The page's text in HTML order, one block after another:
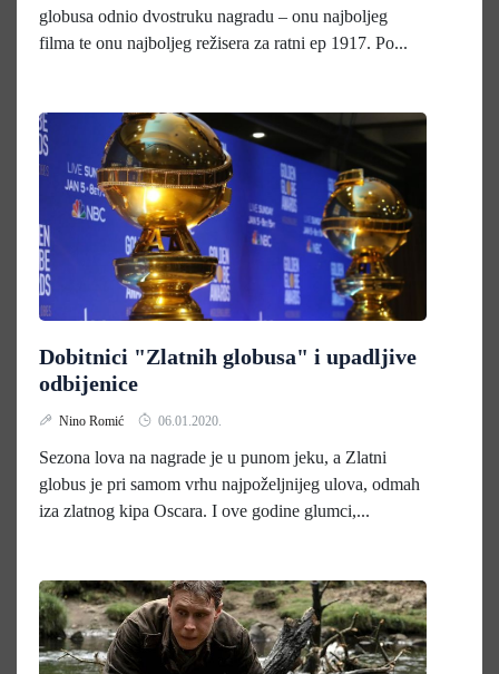
globusa odnio dvostruku nagradu – onu najboljeg
filma te onu najboljeg režisera za ratni ep 1917. Po...
Dobitnici "Zlatnih globusa" i upadljive
odbijenice
Nino Romić 06.01.2020.
Sezona lova na nagrade je u punom jeku, a Zlatni
globus je pri samom vrhu najpoželjnijeg ulova, odmah
iza zlatnog kipa Oscara. I ove godine glumci,...